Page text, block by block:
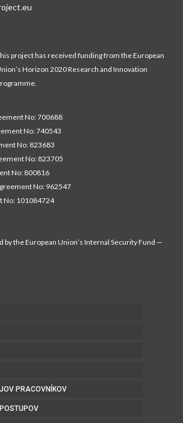
project has received funding from the European
Horizon 2020 Research and Innovation
No: 700688
No: 740543
No: 823683
No: 823705
No: 800816
No: 962547
No: 101084724
by the European Union’s Internal Security Fund —
PRACOVNÍKOV